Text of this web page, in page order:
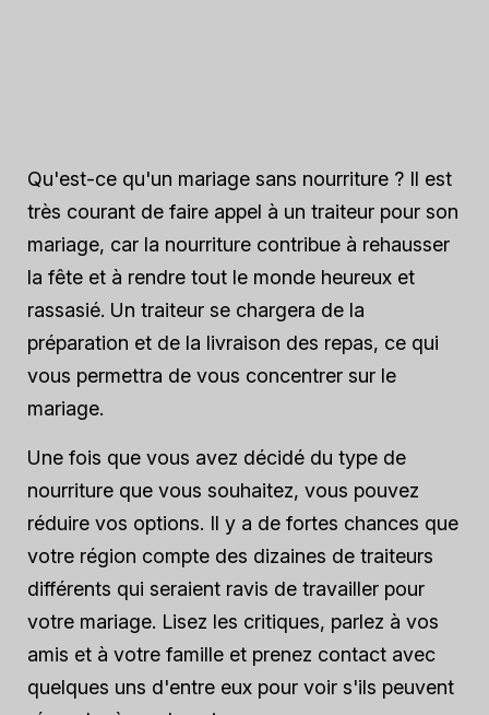
Qu'est-ce qu'un mariage sans nourriture ? Il est
très courant de faire appel à un traiteur pour son
mariage, car la nourriture contribue à rehausser
la fête et à rendre tout le monde heureux et
rassasié. Un traiteur se chargera de la
préparation et de la livraison des repas, ce qui
vous permettra de vous concentrer sur le
mariage.
Une fois que vous avez décidé du type de
nourriture que vous souhaitez, vous pouvez
réduire vos options. Il y a de fortes chances que
votre région compte des dizaines de traiteurs
différents qui seraient ravis de travailler pour
votre mariage. Lisez les critiques, parlez à vos
amis et à votre famille et prenez contact avec
quelques uns d'entre eux pour voir s'ils peuvent